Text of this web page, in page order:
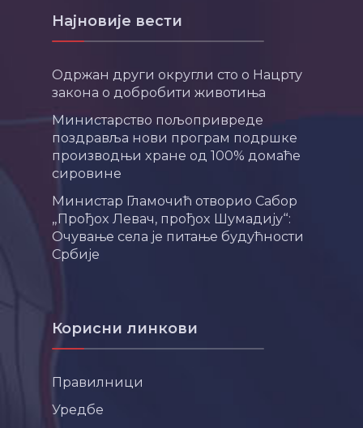
Најновије вести
Одржан други округли сто о Нацрту
закона о добробити животиња
Министарство пољопривреде
поздравља нови програм подршке
производњи хране од 100% домаће
сировине
Министар Гламочић отворио Сабор
„Прођох Левач, прођох Шумадију“:
Очување села је питање будућности
Србије
Корисни линкови
Правилници
Уредбе